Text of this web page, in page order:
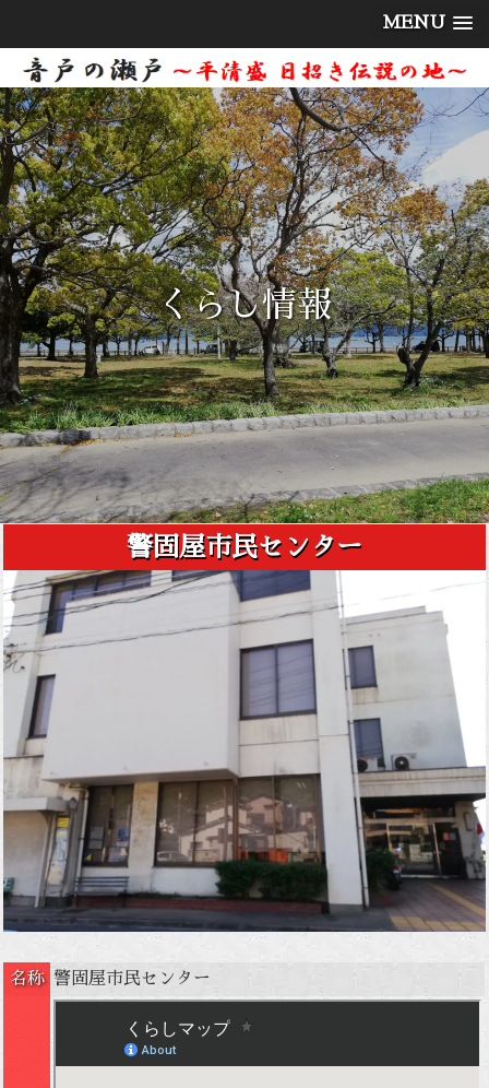
MENU
くらし情報
警固屋市民センター
名称 警固屋市民センター